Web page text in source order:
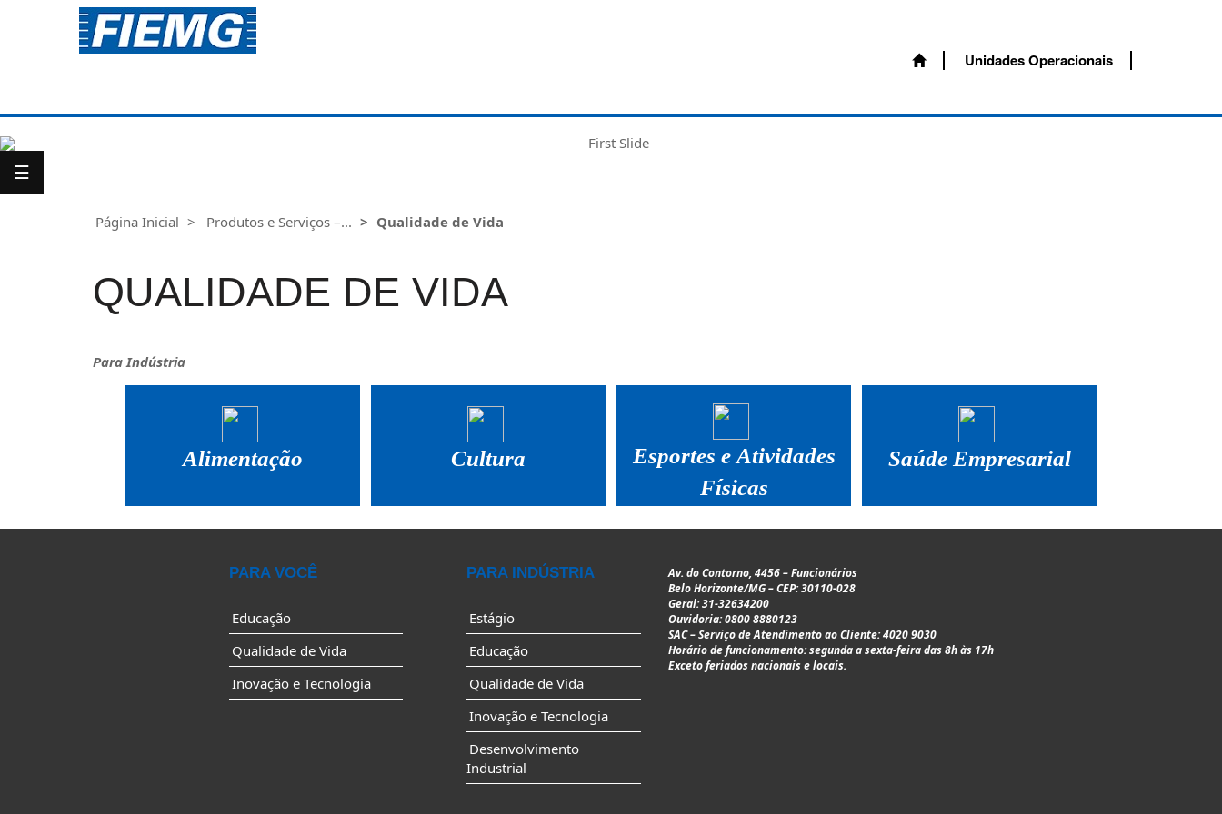
Unidades Operacionais
Você
Para
Indústria
☰
Página Inicial Produtos e Serviços –... Qualidade de Vida
QUALIDADE DE VIDA
Para Indústria
Alimentação Cultura
Esportes e Atividades
Físicas
Saúde Empresarial
PARA VOCÊ
Educação
Qualidade de Vida
Inovação e Tecnologia
PARA INDÚSTRIA
Estágio
Educação
Qualidade de Vida
Inovação e Tecnologia
Desenvolvimento
Industrial
Av. do Contorno, 4456 – Funcionários
Belo Horizonte/MG – CEP: 30110-028
Geral: 31-32634200
Ouvidoria: 0800 8880123
SAC – Serviço de Atendimento ao Cliente: 4020 9030
Horário de funcionamento: segunda a sexta-feira das 8h às 17h
Exceto feriados nacionais e locais.